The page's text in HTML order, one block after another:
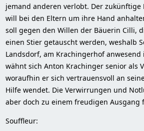
jemand anderen verlobt. Der zukünftige
will bei den Eltern um ihre Hand
soll gegen den Willen der Bäuerin Cilli,
einen Stier getauscht werden, weshalb
Landsdorf, am Krachingerhof
wähnt sich Anton Krachinger senior als
woraufhin er sich vertrauensvoll an
Hilfe wendet. Die Verwirrungen und
aber doch zu einem freudigen Ausgang
Souffleur:
2008 - Hurra, Zwillinge